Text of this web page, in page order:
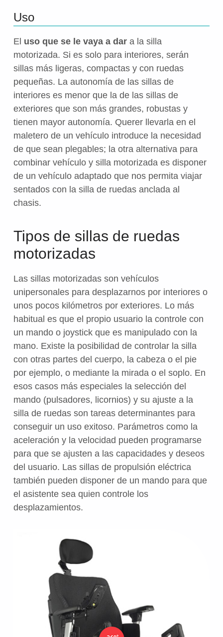
Uso
El uso que se le vaya a dara la silla
motorizada. Si es solo para interiores, serán
sillas más ligeras, compactas y con ruedas
pequeñas. La autonomía de las sillas de
interiores es menor que la de las sillas de
exteriores que son más grandes, robustas y
tienen mayor autonomía. Querer llevarla en el
maletero de un vehículo introduce la necesidad
de que sean plegables; la otra alternativa para
combinar vehículo y silla motorizada es disponer
de un vehículo adaptado que nos permita viajar
sentados con la silla de ruedas anclada al
chasis.
Tipos de sillas de ruedas
motorizadas
Las sillas motorizadas son vehículos
unipersonales para desplazarnos por interiores o
unos pocos kilómetros por exteriores. Lo más
habitual es que el propio usuario la controle con
un mando o joystick que es manipulado con la
mano. Existe la posibilidad de controlar la silla
con otras partes del cuerpo, la cabeza o el pie
por ejemplo, o mediante la mirada o el soplo. En
esos casos más especiales la selección del
mando (pulsadores, licornios) y su ajuste a la
silla de ruedas son tareas determinantes para
conseguir un uso exitoso. Parámetros como la
aceleración y la velocidad pueden programarse
para que se ajusten a las capacidades y deseos
del usuario. Las sillas de propulsión eléctrica
también pueden disponer de un mando para que
el asistente sea quien controle los
desplazamientos.